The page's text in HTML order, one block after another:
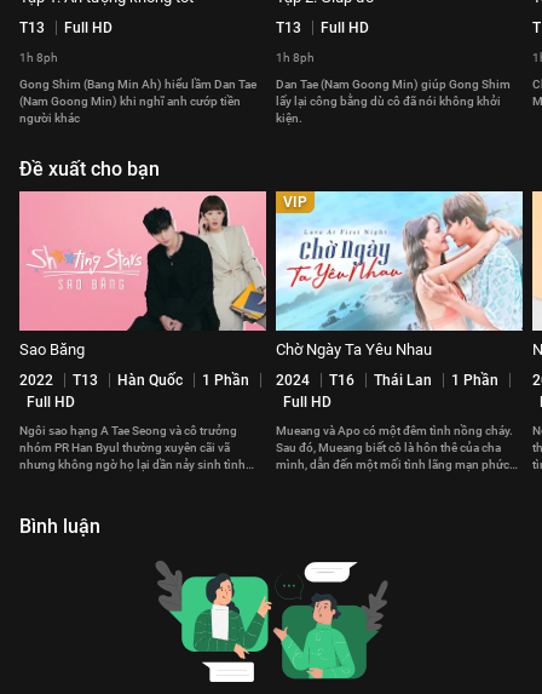
T13 Full HD
1h 8ph
Gong Shim (Bang Min Ah) hiểu lầm Dan Tae
(Nam Goong Min) khi nghĩ anh cướp tiền
người khác
T13 Full HD
1h 8ph
Dan Tae (Nam Goong Min) giúp Gong Shim
lấy lại công bằng dù cô đã nói không khởi
kiện.
Đề xuất cho bạn
Sao Băng
2022 T13 Hàn Quốc
1 Phần
Full HD
Ngôi sao hạng A Tae Seong và cô trưởng
nhóm PR Han Byul thường xuyên cãi vã
nhưng không ngờ họ lại dần nảy sinh tình
VIP
Chờ Ngày Ta Yêu Nhau
2024 T16 Thái Lan
1 Phần
Full HD
Mueang và Apo có một đêm tình nồng cháy.
Sau đó, Mueang biết cô là hôn thê của cha
mình, dẫn đến một mối tình lãng mạn phức
Bình luận